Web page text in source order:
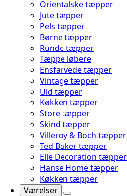
Orientalske tæpper
Jute tæpper
Pels tæpper
Børne tæpper
Runde tæpper
Tæppe løbere
Ensfarvede tæpper
Vintage tæpper
Uld tæpper
Køkken tæpper
Store tæpper
Skind tæpper
Villeroy & Boch tæpper
Ted Baker tæpper
Elle Decoration tæpper
Hanse Home tæpper
Køkken tæpper
Værelser